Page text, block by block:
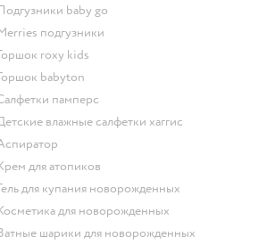
подгузники baby go
merries подгузники
горшок roxy kids
горшок babyton
салфетки памперс
детские влажные салфетки хаггис
аспиратор
крем для атопиков
гель для купания новорожденных
косметика для новорожденных
ватные шарики для новорожденных